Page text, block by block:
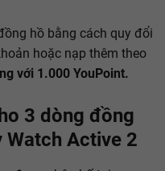
hồ bằng cách quy đổi
hoặc nạp thêm theo
với 1.000 YouPoint.
3 dòng đồng
Watch Active 2